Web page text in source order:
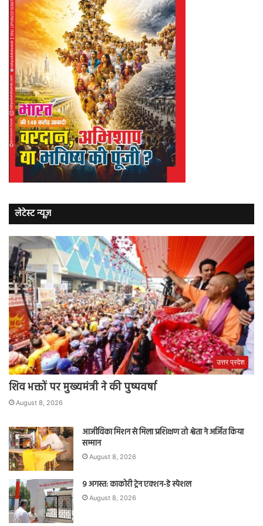
लेटेस्ट न्यूज़
उत्तर प्रदेश
शिव भक्तों पर मुख्यमंत्री ने की पुष्पवर्षा
August 8, 2026
आजीविका मिशन से मिला प्रशिक्षण तो श्वेता ने अर्जित किया
सम्मान
August 8, 2026
9 अगस्त: काकोरी ट्रेन एक्शन-डे स्पेशल
August 8, 2026